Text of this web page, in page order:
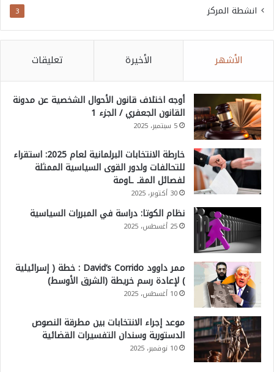
انشطة المركز 3
الأشهر الأخيرة تعليقات
أوجه اختلاف قانون الأحوال الشخصية عن مدونة
القانون الجعفري / الجزء 1
5 سبتمبر، 2025
خارطة الانتخابات البرلمانية لعام 2025: استقراء
للتحالفات ولدور القوى السياسية الممثلة
لفصائل المقـ ـاومة
30 أكتوبر، 2025
نظام الكوتا: دراسة في المبررات السياسية
25 أغسطس، 2025
ممر داوود David’s Corrido : خطة ( إسرائيلية
) لإعادة رسم خريطة (الشرق الأوسط)
10 أغسطس، 2025
موعد إجراء الانتخابات بين مطرقة النصوص
الدستورية وسندان التفسيرات القضائية
10 نوفمبر، 2025